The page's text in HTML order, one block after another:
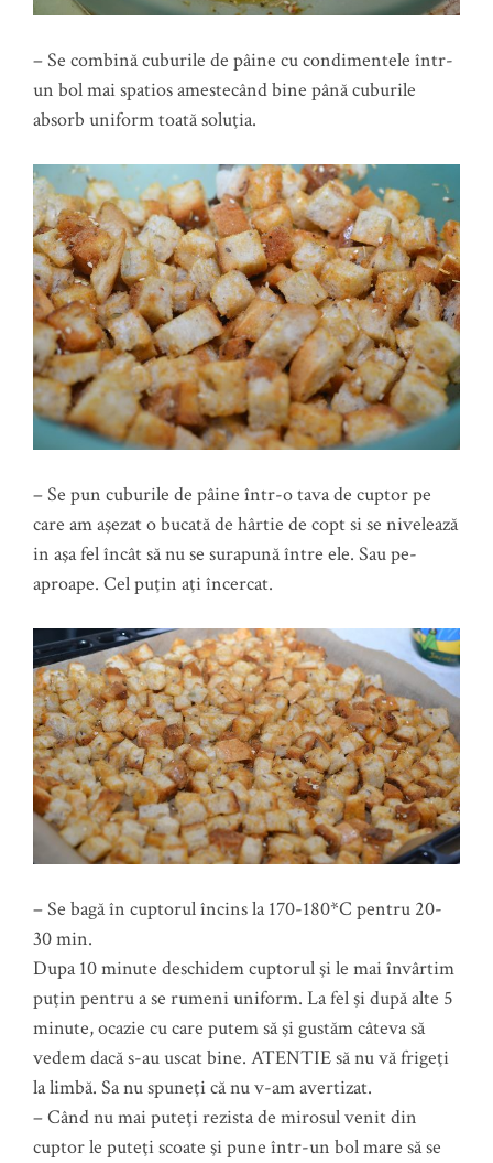
– Se combină cuburile de pâine cu condimentele într-
un bol mai spatios amestecând bine până cuburile
absorb uniform toată soluţia.
– Se pun cuburile de pâine într-o tava de cuptor pe
care am aşezat o bucată de hârtie de copt si se nivelează
in aşa fel încât să nu se surapună între ele. Sau pe-
aproape. Cel puţin aţi încercat.
– Se bagă în cuptorul încins la 170-180*C pentru 20-
30 min.
Dupa 10 minute deschidem cuptorul şi le mai învârtim
puţin pentru a se rumeni uniform. La fel şi după alte 5
minute, ocazie cu care putem să şi gustăm câteva să
vedem dacă s-au uscat bine. ATENTIE să nu vă frigeţi
la limbă. Sa nu spuneţi că nu v-am avertizat.
– Când nu mai puteţi rezista de mirosul venit din
cuptor le puteţi scoate şi pune într-un bol mare să se